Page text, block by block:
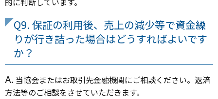
Q9. 保証の利用後、売上の減少等で資金繰
りが行き詰った場合はどうすればよいです
か？
A. 当協会またはお取引先金融機関にご相談ください。返済
方法等のご相談をさせていただきます。